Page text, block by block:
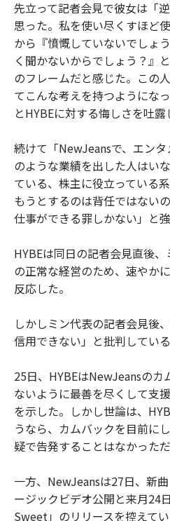
先立って記者会見で彼女は「
思った。私を使い尽くすほど
から『憤慨していないでしょ
く聞かないからでしょう？』
のフレームだと感じた。この
てこんな考えを持つようにな
とHYBEに対する悔しさを吐露
続けて「NewJeansで、エン
のような業績を出した人はい
ている、株主に役立っている
もうとするのは背任ではない
仕事ができる罪しかない」と強
HYBEは同日の記者会見直後
の正常な経営のため、速やか
反応した。
しかしミン代表の記者会見後
信用できない」と批判している
25日、HYBEはNewJeansの
ないように最善を尽くして支
を示した。しかし世論は、
うなら、カムバックを目前に
疑で告発することはなかった
一方、NewJeansは27日、新
ージックビデオ公開と来月24
Sweet」のリリースを控えてい